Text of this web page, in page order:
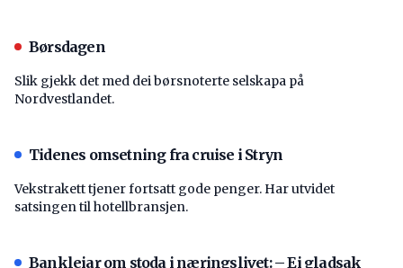
Børsdagen
Slik gjekk det med dei børsnoterte selskapa på
Nordvestlandet.
Tidenes omsetning fra cruise i Stryn
Vekstrakett tjener fortsatt gode penger. Har utvidet
satsingen til hotellbransjen.
Bankleiar om stoda i næringslivet: – Ei gladsak